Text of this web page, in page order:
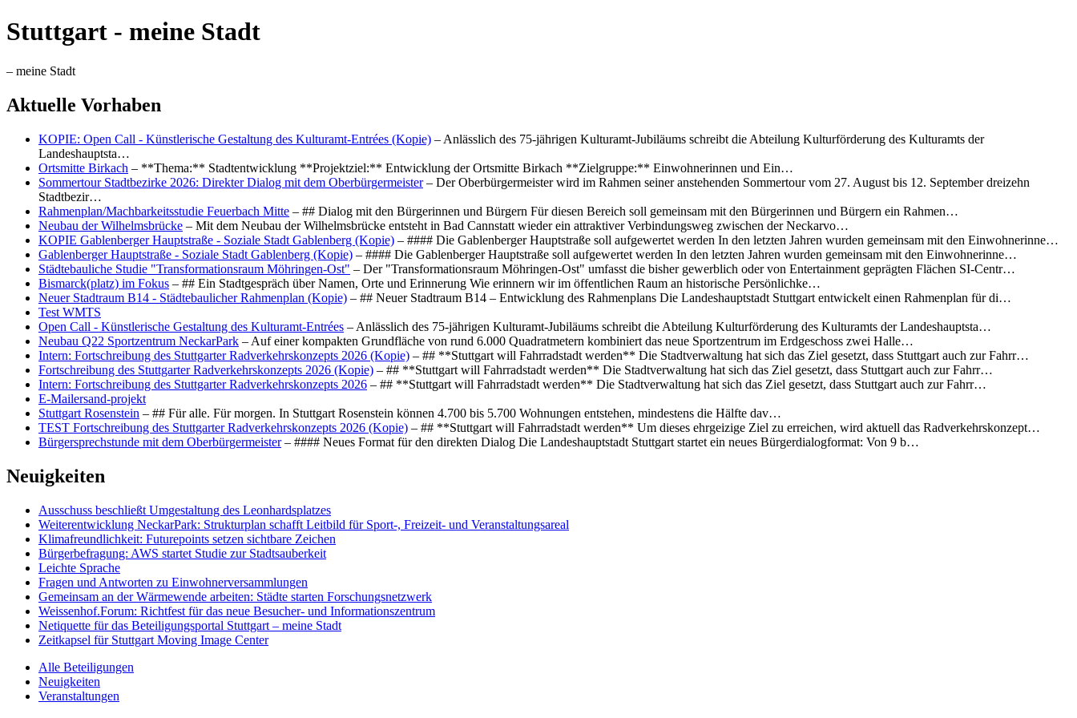
Stuttgart - meine Stadt
– meine Stadt
Aktuelle Vorhaben
KOPIE: Open Call - Künstlerische Gestaltung des Kulturamt-Entrées (Kopie) – Anlässlich des 75-jährigen Kulturamt-Jubiläums schreibt die Abteilung Kulturförderung des Kulturamts der
Landeshauptsta…
Ortsmitte Birkach – **Thema:** Stadtentwicklung **Projektziel:** Entwicklung der Ortsmitte Birkach **Zielgruppe:** Einwohnerinnen und Ein…
Sommertour Stadtbezirke 2026: Direkter Dialog mit dem Oberbürgermeister– Der Oberbürgermeister wird im Rahmen seiner anstehenden Sommertour vom 27. August bis 12. September dreizehn
Stadtbezir…
Rahmenplan/Machbarkeitsstudie Feuerbach Mitte – ## Dialog mit den Bürgerinnen und Bürgern Für diesen Bereich soll gemeinsam mit den Bürgerinnen und Bürgern ein Rahmen…
Neubau der Wilhelmsbrücke – Mit dem Neubau der Wilhelmsbrücke entsteht in Bad Cannstatt wieder ein attraktiver Verbindungsweg zwischen der Neckarvo…
KOPIE Gablenberger Hauptstraße - Soziale Stadt Gablenberg (Kopie) – #### Die Gablenberger Hauptstraße soll aufgewertet werden In den letzten Jahren wurden gemeinsam mit den Einwohnerinne…
Gablenberger Hauptstraße - Soziale Stadt Gablenberg (Kopie) – #### Die Gablenberger Hauptstraße soll aufgewertet werden In den letzten Jahren wurden gemeinsam mit den Einwohnerinne…
Städtebauliche Studie "Transformationsraum Möhringen-Ost" – Der "Transformationsraum Möhringen-Ost" umfasst die bisher gewerblich oder von Entertainment geprägten Flächen SI-Centr…
Bismarck(platz) im Fokus – ## Ein Stadtgespräch über Namen, Orte und Erinnerung Wie erinnern wir im öffentlichen Raum an historische Persönlichke…
Neuer Stadtraum B14 - Städtebaulicher Rahmenplan (Kopie) – ## Neuer Stadtraum B14 – Entwicklung des Rahmenplans Die Landeshauptstadt Stuttgart entwickelt einen Rahmenplan für di…
Test WMTS
Open Call - Künstlerische Gestaltung des Kulturamt-Entrées – Anlässlich des 75-jährigen Kulturamt-Jubiläums schreibt die Abteilung Kulturförderung des Kulturamts der Landeshauptsta…
Neubau Q22 Sportzentrum NeckarPark – Auf einer kompakten Grundfläche von rund 6.000 Quadratmetern kombiniert das neue Sportzentrum im Erdgeschoss zwei Halle…
Intern: Fortschreibung des Stuttgarter Radverkehrskonzepts 2026 (Kopie) – ## **Stuttgart will Fahrradstadt werden** Die Stadtverwaltung hat sich das Ziel gesetzt, dass Stuttgart auch zur Fahrr…
Fortschreibung des Stuttgarter Radverkehrskonzepts 2026 (Kopie) – ## **Stuttgart will Fahrradstadt werden** Die Stadtverwaltung hat sich das Ziel gesetzt, dass Stuttgart auch zur Fahrr…
Intern: Fortschreibung des Stuttgarter Radverkehrskonzepts 2026 – ## **Stuttgart will Fahrradstadt werden** Die Stadtverwaltung hat sich das Ziel gesetzt, dass Stuttgart auch zur Fahrr…
E-Mailersand-projekt
Stuttgart Rosenstein – ## Für alle. Für morgen. In Stuttgart Rosenstein können 4.700 bis 5.700 Wohnungen entstehen, mindestens die Hälfte dav…
TEST Fortschreibung des Stuttgarter Radverkehrskonzepts 2026 (Kopie) – ## **Stuttgart will Fahrradstadt werden** Um dieses ehrgeizige Ziel zu erreichen, wird aktuell das Radverkehrskonzept…
Bürgersprechstunde mit dem Oberbürgermeister– #### Neues Format für den direkten Dialog Die Landeshauptstadt Stuttgart startet ein neues Bürgerdialogformat: Von 9 b…
Neuigkeiten
Ausschuss beschließt Umgestaltung des Leonhards­platzes
Weiterentwicklung NeckarPark: Strukturplan schafft Leitbild für Sport-, Freizeit- und Veranstaltungsareal
Klimafreundlichkeit: Futurepoints setzen sichtbare Zeichen
Bürgerbefragung: AWS startet Studie zur Stadtsauberkeit
Leichte Sprache
Fragen und Antworten zu Einwohnerversammlungen
Gemeinsam an der Wärmewende arbeiten: Städte starten Forschungsnetzwerk
Weissenhof.Forum: Richtfest für das neue Besucher- und Informationszentrum
Netiquette für das Beteiligungsportal Stuttgart – meine Stadt
Zeitkapsel für Stuttgart Moving Image Center
Alle Beteiligungen
Neuigkeiten
Veranstaltungen